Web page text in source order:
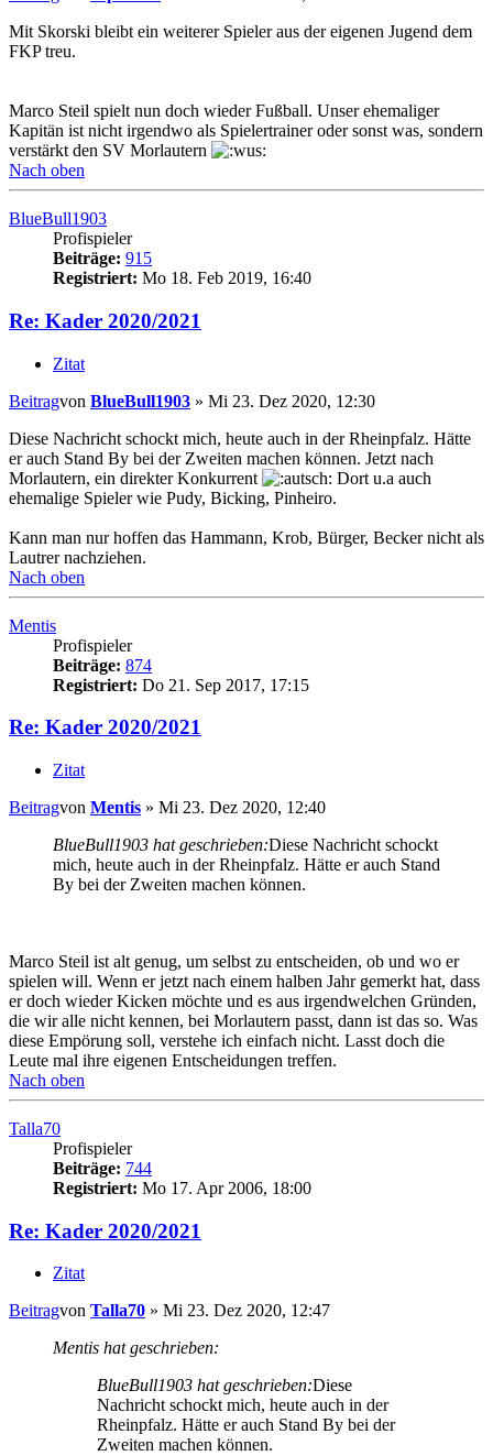
Mit Skorski bleibt ein weiterer Spieler aus der eigenen Jugend dem
FKP treu.
Marco Steil spielt nun doch wieder Fußball. Unser ehemaliger
Kapitän ist nicht irgendwo als Spielertrainer oder sonst was, sondern
verstärkt den SV Morlautern
Nach oben
BlueBull1903
Profispieler
Beiträge: 915
Registriert: Mo 18. Feb 2019, 16:40
Re: Kader 2020/2021
Zitat
Beitragvon BlueBull1903 » Mi 23. Dez 2020, 12:30
Diese Nachricht schockt mich, heute auch in der Rheinpfalz. Hätte
er auch Stand By bei der Zweiten machen können. Jetzt nach
Morlautern, ein direkter Konkurrent
Dort u.a auch
ehemalige Spieler wie Pudy, Bicking, Pinheiro.
Kann man nur hoffen das Hammann, Krob, Bürger, Becker nicht als
Lautrer nachziehen.
Nach oben
Mentis
Profispieler
Beiträge: 874
Registriert: Do 21. Sep 2017, 17:15
Re: Kader 2020/2021
Zitat
Beitragvon Mentis » Mi 23. Dez 2020, 12:40
BlueBull1903 hat geschrieben:Diese Nachricht schockt
mich, heute auch in der Rheinpfalz. Hätte er auch Stand
By bei der Zweiten machen können.
Marco Steil ist alt genug, um selbst zu entscheiden, ob und wo er
spielen will. Wenn er jetzt nach einem halben Jahr gemerkt hat, dass
er doch wieder Kicken möchte und es aus irgendwelchen Gründen,
die wir alle nicht kennen, bei Morlautern passt, dann ist das so. Was
diese Empörung soll, verstehe ich einfach nicht. Lasst doch die
Leute mal ihre eigenen Entscheidungen treffen.
Nach oben
Talla70
Profispieler
Beiträge: 744
Registriert: Mo 17. Apr 2006, 18:00
Re: Kader 2020/2021
Zitat
Beitragvon Talla70 » Mi 23. Dez 2020, 12:47
Mentis hat geschrieben:
BlueBull1903 hat geschrieben:Diese
Nachricht schockt mich, heute auch in der
Rheinpfalz. Hätte er auch Stand By bei der
Zweiten machen können.